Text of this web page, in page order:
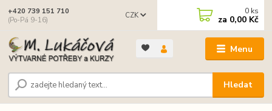
Menu
CZK
Hledat
+420 739 151 710
(Po-Pá 9-16)
0 ks
za 0,00 Kč